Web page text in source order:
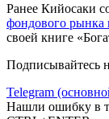
Ранее Кийосаки
фондового рынка
своей книге
Подписывайтесь
Telegram
Нашли ошибку в